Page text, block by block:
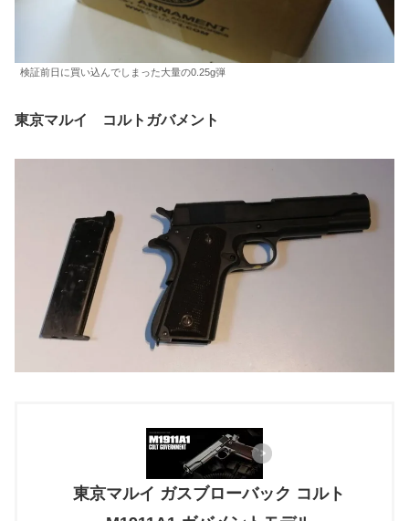
検証前日に買い込んでしまった大量の0.25g弾
東京マルイ コルトガバメント
東京マルイ ガスブローバック コルト